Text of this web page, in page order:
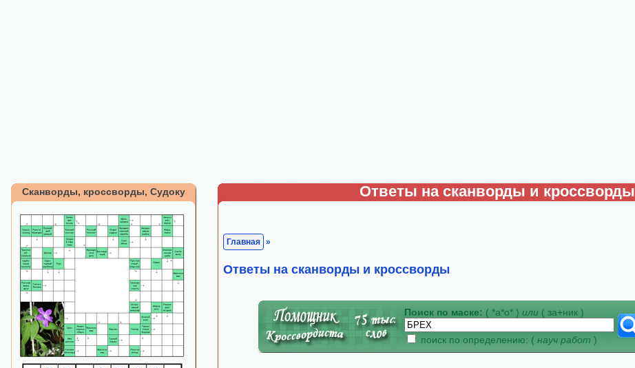
Сканворды, кроссворды, Судоку Ответы на сканворды и кроссворды
Главная »
Ответы на сканворды и кроссворды
Поиск по маске: ( *а*о* ) или ( за+ник )
поиск по определению: ( науч работ )